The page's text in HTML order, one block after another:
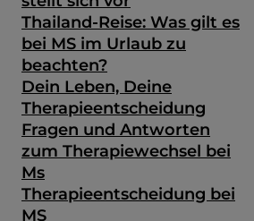
Thailand-Reise: Was gilt es
bei MS im Urlaub zu
beachten?
Dein Leben, Deine
Therapieentscheidung
Fragen und Antworten
zum Therapiewechsel bei
Ms
Therapieentscheidung bei
MS